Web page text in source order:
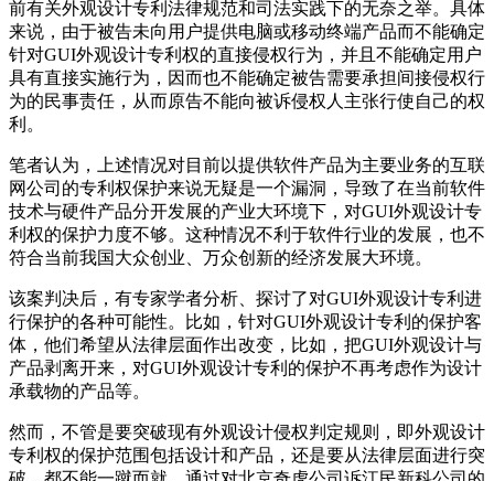
前有关外观设计专利法律规范和司法实践下的无奈之举。具体
来说，由于被告未向用户提供电脑或移动终端产品而不能确定
针对GUI外观设计专利权的直接侵权行为，并且不能确定用户
具有直接实施行为，因而也不能确定被告需要承担间接侵权行
为的民事责任，从而原告不能向被诉侵权人主张行使自己的权
利。
笔者认为，上述情况对目前以提供软件产品为主要业务的互联
网公司的专利权保护来说无疑是一个漏洞，导致了在当前软件
技术与硬件产品分开发展的产业大环境下，对GUI外观设计专
利权的保护力度不够。这种情况不利于软件行业的发展，也不
符合当前我国大众创业、万众创新的经济发展大环境。
该案判决后，有专家学者分析、探讨了对GUI外观设计专利进
行保护的各种可能性。比如，针对GUI外观设计专利的保护客
体，他们希望从法律层面作出改变，比如，把GUI外观设计与
产品剥离开来，对GUI外观设计专利的保护不再考虑作为设计
承载物的产品等。
然而，不管是要突破现有外观设计侵权判定规则，即外观设计
专利权的保护范围包括设计和产品，还是要从法律层面进行突